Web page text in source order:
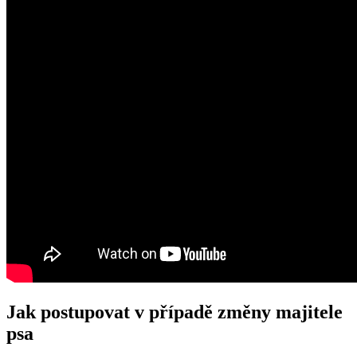
Jak postupovat v případě změny majitele
psa